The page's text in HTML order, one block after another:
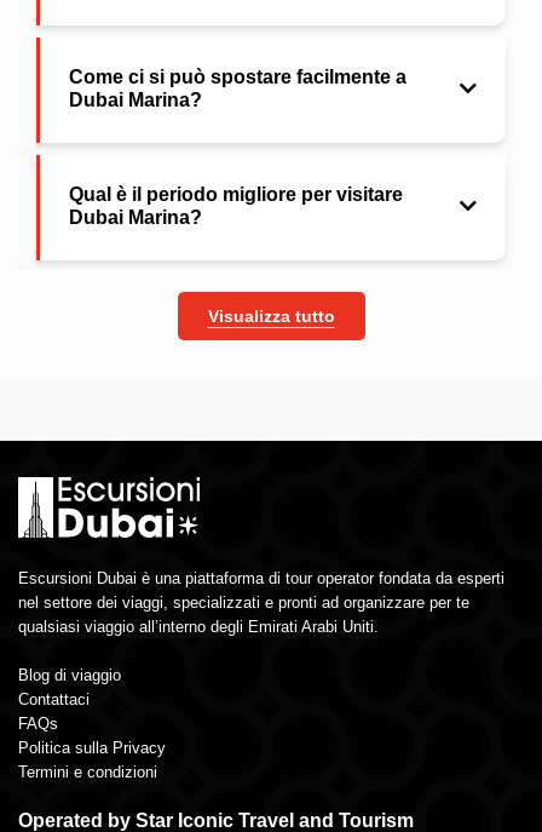
Come ci si può spostare facilmente a
Dubai Marina?
Qual è il periodo migliore per visitare
Dubai Marina?
Visualizza tutto
Escursioni Dubai è una piattaforma di tour operator fondata da esperti
nel settore dei viaggi, specializzati e pronti ad organizzare per te
qualsiasi viaggio all’interno degli Emirati Arabi Uniti.
Blog di viaggio
Contattaci
FAQs
Politica sulla Privacy
Termini e condizioni
Operated by Star Iconic Travel and Tourism